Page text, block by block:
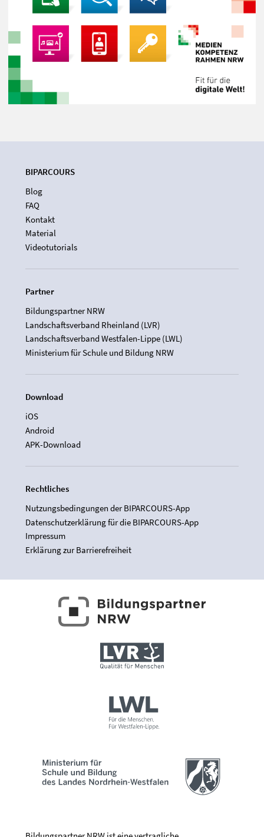
BIPARCOURS
Blog
FAQ
Kontakt
Material
Videotutorials
Partner
Bildungspartner NRW
Landschaftsverband Rheinland (LVR)
Landschaftsverband Westfalen-Lippe (LWL)
Ministerium für Schule und Bildung NRW
Download
iOS
Android
APK-Download
Rechtliches
Nutzungsbedingungen der BIPARCOURS-App
Datenschutzerklärung für die BIPARCOURS-App
Impressum
Erklärung zur Barrierefreiheit